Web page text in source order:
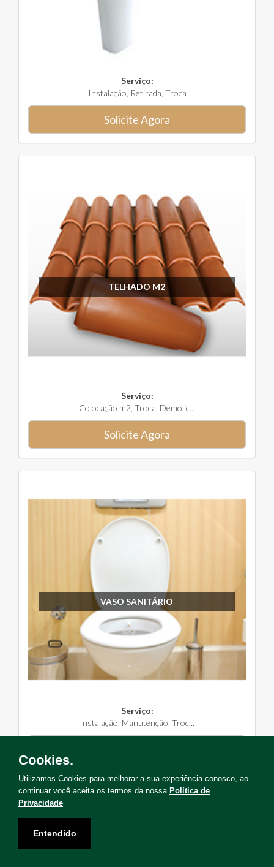
Serviço:
Instalação, Retirada, Troca
Solicite Agora
TELHADO M2
Serviço:
Colocação m2, Troca, Demoliç...
Solicite Agora
VASO SANITÁRIO
Serviço:
Instalação, Manutenção, Troc...
Solicite uma visita para levantamento de serviços!
Cookies.
Utilizamos Cookies para melhorar a sua experiência conosco, ao
continuar você aceita os termos da nossa Política de
Privacidade
Entendido